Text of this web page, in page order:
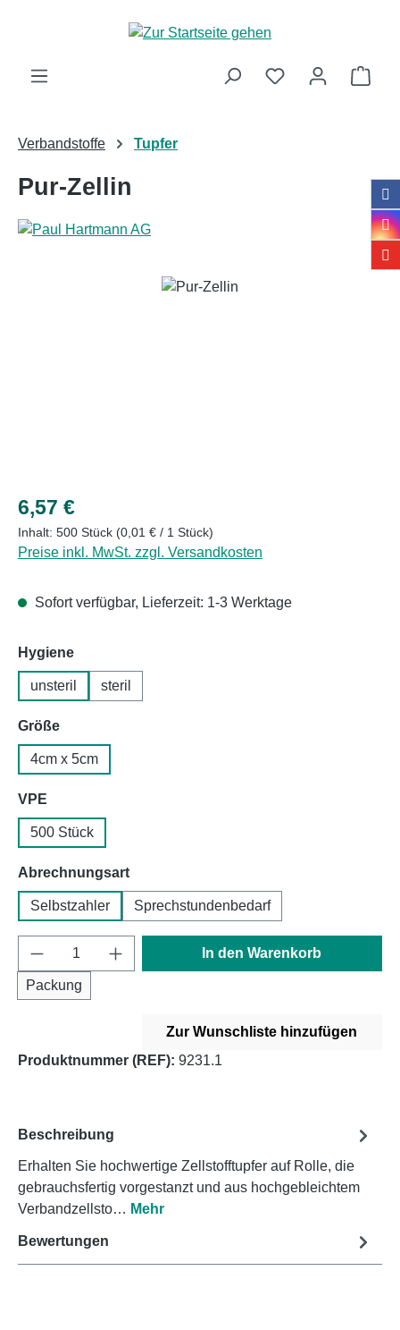
Zum Hauptinhalt springen
Verbandstoffe Tupfer
Pur-Zellin
Bildergalerie überspringen
Regulärer Preis:
6,57 €
Inhalt: 500 Stück (0,01 € / 1 Stück)
Preise inkl. MwSt. zzgl. Versandkosten
Sofort verfügbar, Lieferzeit: 1-3 Werktage
Hygieneauswählen
unsteril steril
Größeauswählen
4cm x 5cm
VPE
500 Stück
Abrechnungsartauswählen
Selbstzahler Sprechstundenbedarf
Produkt Anzahl: Gib den gewünschten
Packung
In den Warenkorb
Zur Wunschliste hinzufügen
Produktnummer (REF): 9231.1
Beschreibung
Erhalten Sie hochwertige Zellstofftupfer auf Rolle, die
gebrauchsfertig vorgestanzt und aus hochgebleichtem
Verbandzellsto… Mehr
Bewertungen